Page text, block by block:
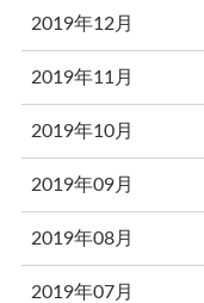
2019年12月
2019年11月
2019年10月
2019年09月
2019年08月
2019年07月